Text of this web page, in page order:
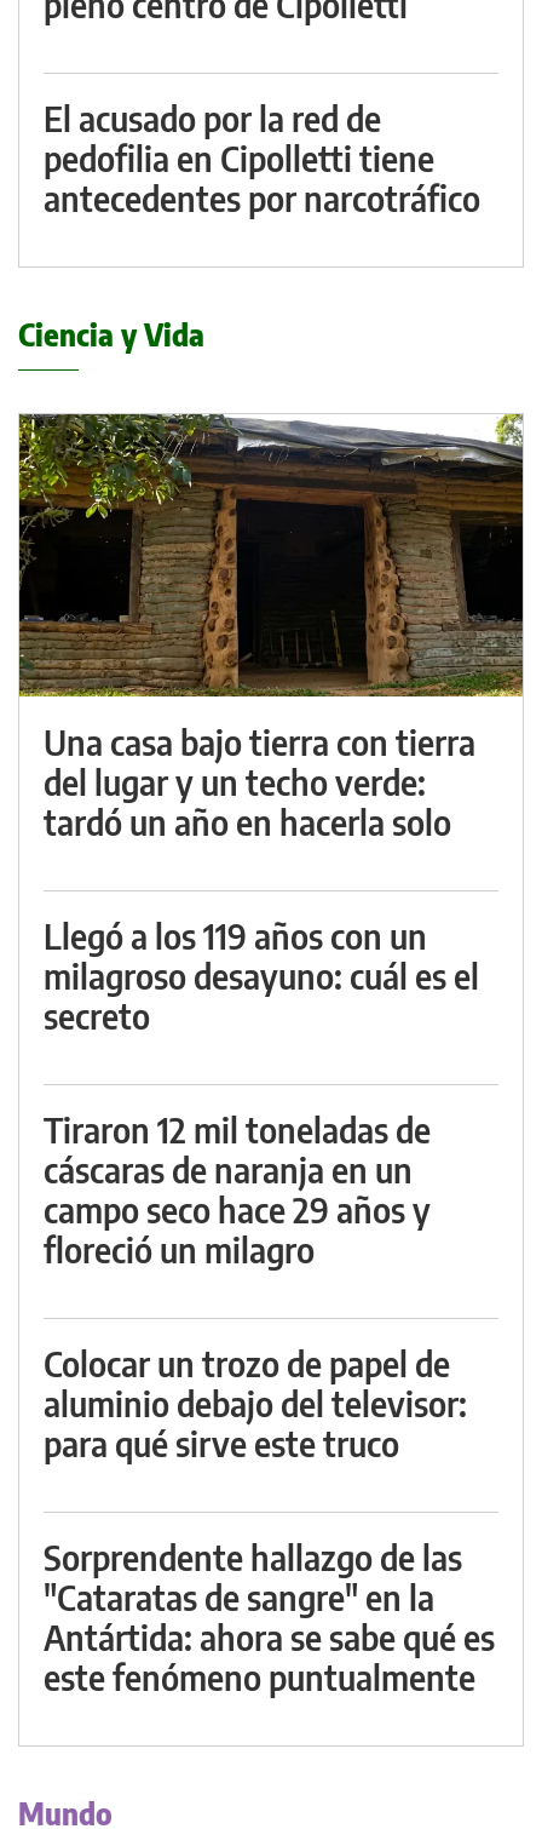
El acusado por la red de
pedofilia en Cipolletti tiene
antecedentes por narcotráfico
Ciencia y Vida
Una casa bajo tierra con tierra
del lugar y un techo verde:
tardó un año en hacerla solo
Llegó a los 119 años con un
milagroso desayuno: cuál es el
secreto
Tiraron 12 mil toneladas de
cáscaras de naranja en un
campo seco hace 29 años y
floreció un milagro
Colocar un trozo de papel de
aluminio debajo del televisor:
para qué sirve este truco
Sorprendente hallazgo de las
"Cataratas de sangre" en la
Antártida: ahora se sabe qué es
este fenómeno puntualmente
Mundo